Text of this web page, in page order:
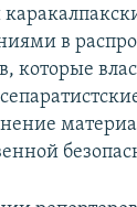
в
которые